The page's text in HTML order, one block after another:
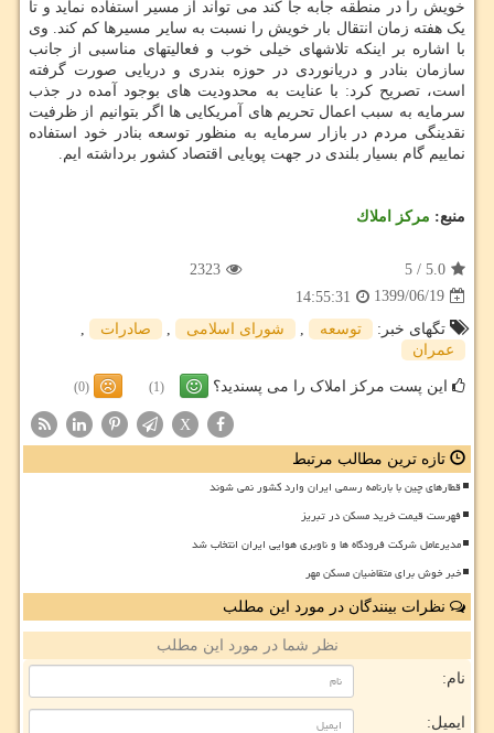
خویش را در منطقه جابه جا کند می تواند از مسیر استفاده نماید و تا
یک هفته زمان انتقال بار خویش را نسبت به سایر مسیرها کم کند. وی
با اشاره بر اینکه تلاشهای خیلی خوب و فعالیتهای مناسبی از جانب
سازمان بنادر و دریانوردی در حوزه بندری و دریایی صورت گرفته
است، تصریح کرد: با عنایت به محدودیت های بوجود آمده در جذب
سرمایه به سبب اعمال تحریم های آمریکایی ها اگر بتوانیم از ظرفیت
نقدینگی مردم در بازار سرمایه به منظور توسعه بنادر خود استفاده
نماییم گام بسیار بلندی در جهت پویایی اقتصاد کشور برداشته ایم.
منبع: مركز املاك
5.0
/
5
2323
1399/06/19
14:55:31
تگهای خبر:
توسعه , شورای اسلامی , صادرات
,
عمران
این پست مرکز املاک را می پسندید؟ (1)
(0)
X
تازه ترین مطالب مرتبط
قطارهای چین با بارنامه رسمی ایران وارد کشور نمی شوند
فهرست قیمت خرید مسکن در تبریز
مدیرعامل شرکت فرودگاه ها و ناوبری هوایی ایران انتخاب شد
خبر خوش برای متقاضیان مسکن مهر
نظرات بینندگان در مورد این مطلب
نظر شما در مورد این مطلب
نام:
ایمیل: